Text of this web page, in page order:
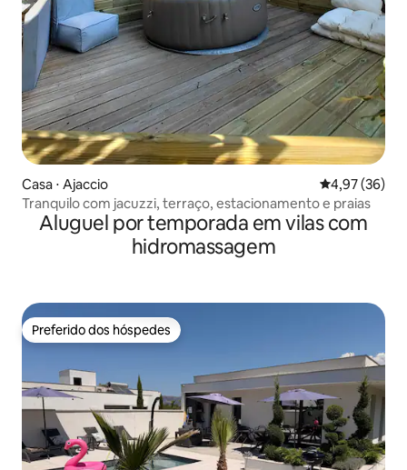
Casa ⋅ Ajaccio 4,97 de uma
4,97 (36)
Tranquilo com jacuzzi, terraço, estacionamento e praias
Aluguel por temporada em vilas com
hidromassagem
Preferido dos hóspedes
Preferido dos hóspedes